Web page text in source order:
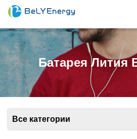
Батарея Лития
Все категории